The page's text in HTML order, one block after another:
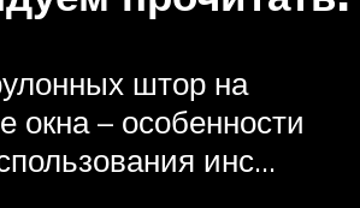
штор на
окна – особенности
инс…